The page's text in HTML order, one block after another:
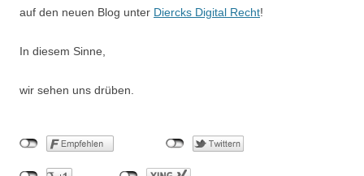
auf den neuen Blog unter Diercks Digital Recht!
In diesem Sinne,
wir sehen uns drüben.